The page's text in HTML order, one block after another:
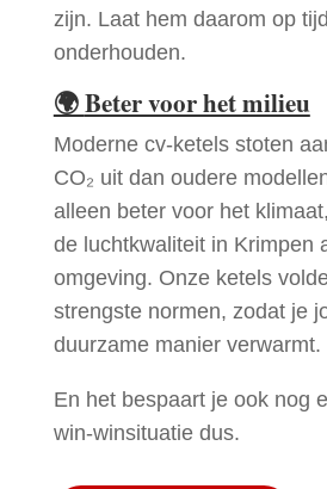
zijn. Laat hem daarom op
onderhouden.
🌍Beter voor het milieu
Moderne cv-ketels stoten
CO₂ uit dan oudere
alleen beter voor het
de luchtkwaliteit in Krimpen
omgeving. Onze ketels
strengste normen, zodat je
duurzame manier verwarmt.
En het bespaart je ook nog
win-winsituatie dus.